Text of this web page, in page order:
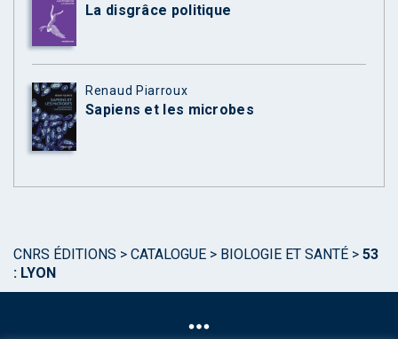
La disgrâce politique
Renaud Piarroux
Sapiens et les microbes
CNRS ÉDITIONS > CATALOGUE > BIOLOGIE ET SANTÉ > 53
: LYON